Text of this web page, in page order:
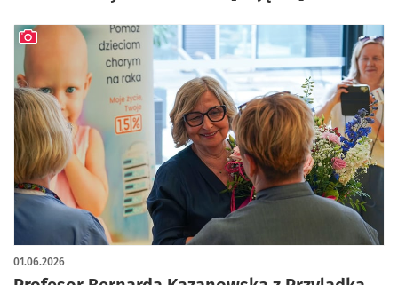
01.06.2026
artykuł z galerią zdjęć